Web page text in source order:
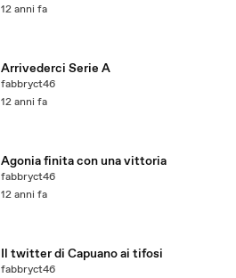
12 anni fa
Arrivederci Serie A
fabbryct46
12 anni fa
Agonia finita con una vittoria
fabbryct46
12 anni fa
Il twitter di Capuano ai tifosi
fabbryct46